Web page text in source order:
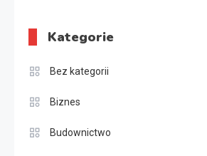
Kategorie
Bez kategorii
Biznes
Budownictwo